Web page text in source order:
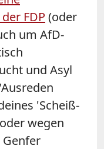
FDP (oder
um AfD-
und Asyl
'Scheiß-
wegen